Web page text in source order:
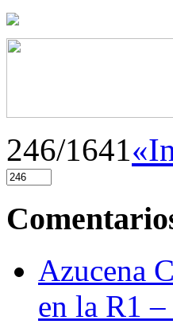
246/1641
Azucena
en la R1